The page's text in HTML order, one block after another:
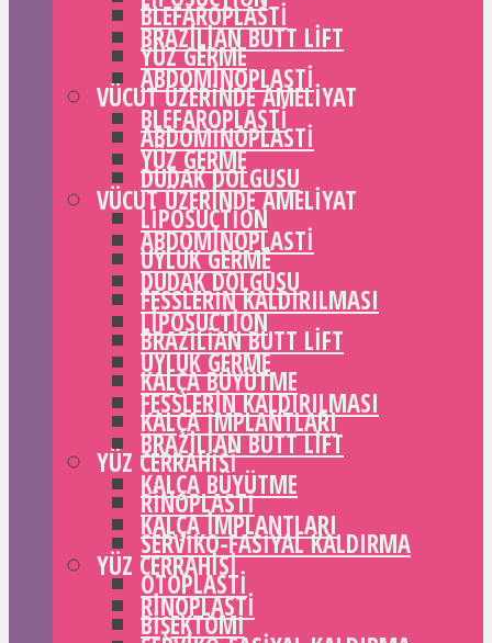
BLEFAROPLASTI
YÜZ GERME
VÜCUT ÜZERINDE AMELIYAT
ABDOMINOPLASTI
DUDAK DOLGUSU
LIPOSUCTION
UYLUK GERME
FESSLERIN KALDIRILMASI
BRAZILIAN BUTT LIFT
KALÇA BÜYÜTME
KALÇA IMPLANTLARI
YÜZ CERRAHISI
RINOPLASTI
SERVIKO-FASIYAL KALDIRMA
OTOPLASTI
BIŞEKTOMI
BRAZILIAN BUTT LIFT
ABDOMINOPLASTI
BLEFAROPLASTI
YÜZ GERME
VÜCUT ÜZERINDE AMELIYAT
ABDOMINOPLASTI
DUDAK DOLGUSU
LIPOSUCTION
UYLUK GERME
FESSLERIN KALDIRILMASI
BRAZILIAN BUTT LIFT
KALÇA BÜYÜTME
KALÇA IMPLANTLARI
YÜZ CERRAHISI
RINOPLASTI